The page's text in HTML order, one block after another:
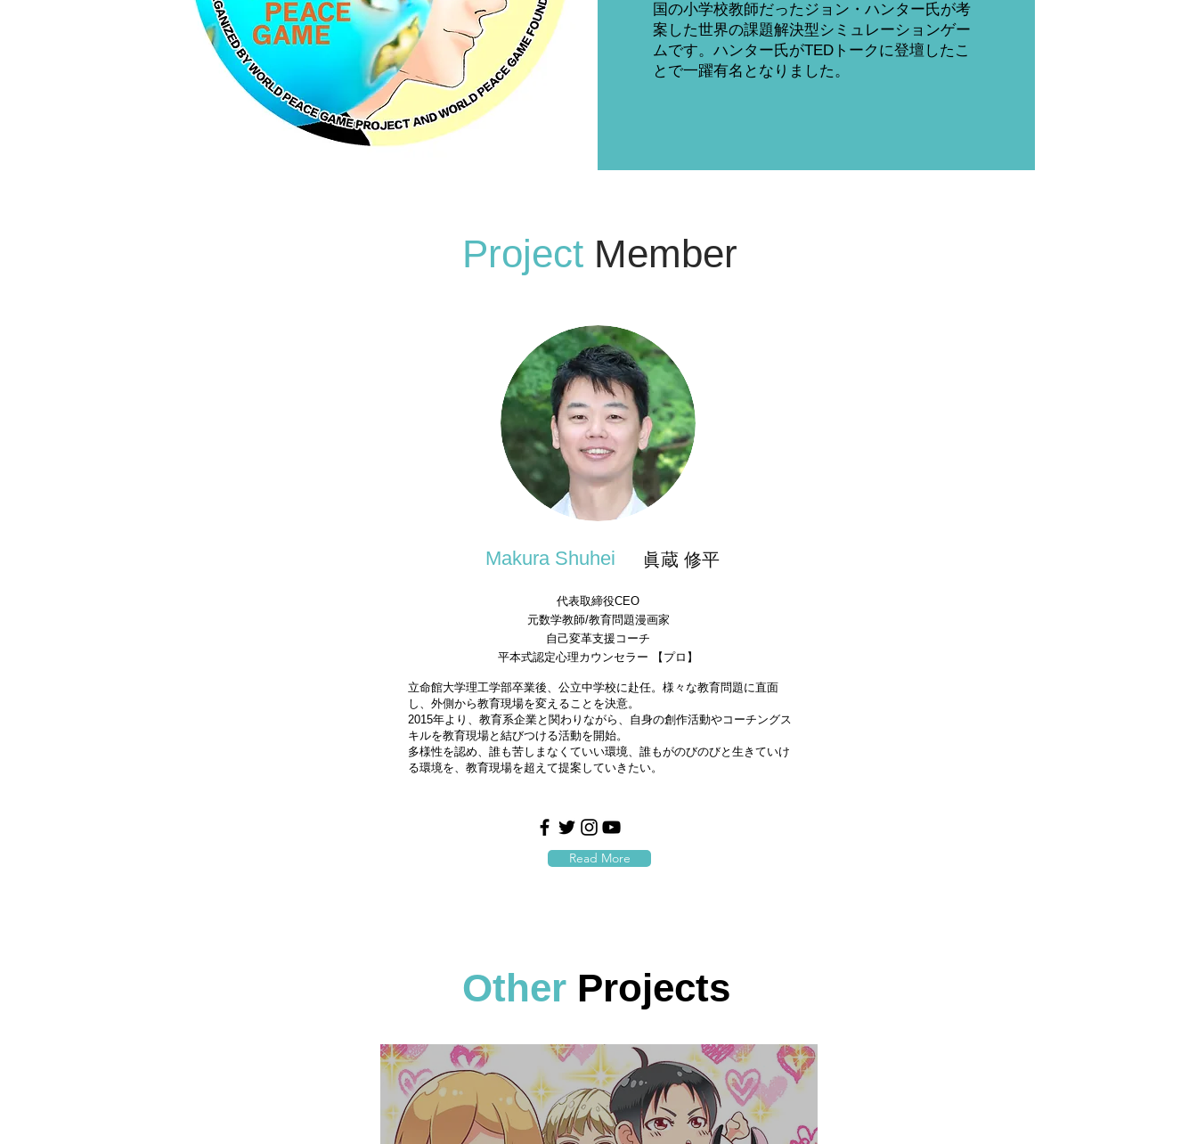
国の小学校教師だったジョン・ハンター氏が考
案した世界の課題解決型シミュレーションゲー
ムです。ハンター氏がTEDトークに登壇したこ
とで一躍有名となりました。
Project Member
Makura Shuhei 眞蔵 修平
代表取締役CEO
元数学教師/教育問題漫画家
​自己変革支援コーチ
平本式認定心理カウンセラー 【プロ】
立命館大学理工学部卒業後、公立中学校に赴任。様々な教育問題に直面
し、外側から教育現場を変えることを決意。
2015年より、教育系企業と関わりながら、自身の創作活動やコーチングス
キルを教育現場と結びつける活動を開始。
多様性を認め、誰も苦しまなくていい環境、誰もがのびのびと生きていけ
る環境を、教育現場を超えて提案していきたい。
Read More
Other Projects